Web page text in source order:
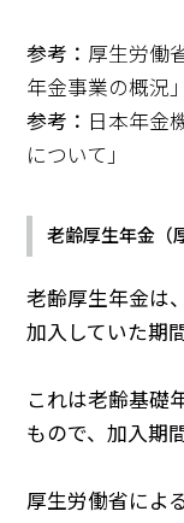
参考： 厚生労働
年金事業の概況」
参考： 日本年金
について」
老齢厚生年金（
老齢厚生年金は
加入していた期
これは老齢基礎
もので、加入期
厚生労働省によ